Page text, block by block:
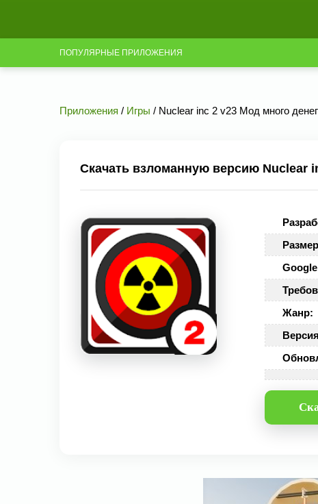
ПОПУЛЯРНЫЕ ПРИЛОЖЕНИЯ
Приложения / Игры / Nuclear inc 2 v23 Мод много денег
Скачать взломанную версию Nuclear
Жанр: